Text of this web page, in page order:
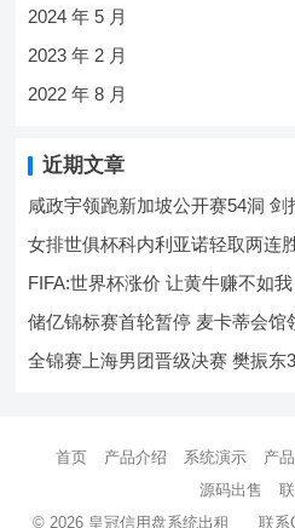
2024 年 5 月
2023 年 2 月
2022 年 8 月
近期文章
咸政宇领跑新加坡公开赛54洞 剑
女排世俱杯科内利亚诺轻取两连
FIFA:世界杯涨价 让黄牛赚不如
储亿锦标赛首轮暂停 麦卡蒂会馆
全锦赛上海男团晋级决赛 樊振东
首页 产品介绍 系统演示 产
源码出售
© 2026 皇冠信用盘系统出租 联系